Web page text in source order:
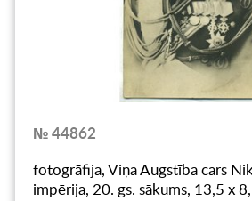
№ 44862
fotogrāfija, Viņa Augstība cars
impērija, 20. gs. sākums, 13,5 x